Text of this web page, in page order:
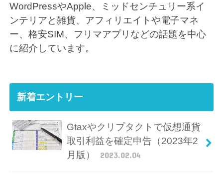
WordPressやApple、ミッドセンチュリー系イ
ンテリアと雑貨、アフィリエイトや電子マネ
ー、格安SIM、フリマアプリなどの話題を中心
に紹介しています。
新着エントリー
Gtaxやクリプタクトで仮想通貨
取引利益を確定申告（2023年2
月版）
2023.02.04